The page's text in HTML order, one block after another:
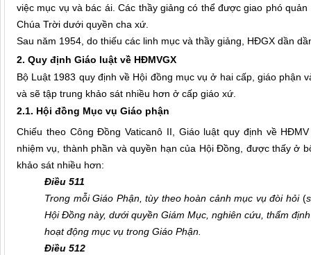
việc mục vụ và bác ái. Các thầy giảng có thể được giao phó
Chúa Trời dưới quyền cha xứ.
Sau năm 1954, do thiếu các linh mục và thầy giảng, HĐGX dần
2. Quy định Giáo luật về HĐMVGX
Bộ Luật 1983 quy định về Hội đồng mục vụ ở hai cấp, giáo
và sẽ tập trung khảo sát nhiều hơn ở cấp giáo xứ.
2.1. Hội đồng Mục vụ Giáo phận
Chiếu theo Công Đồng Vaticanô II, Giáo luật quy định về
nhiệm vụ, thành phần và quyền hạn của Hội Đồng, được thấy ở
khảo sát nhiều hơn:
Điều 511
Trong mỗi Giáo Phận, tùy theo hoàn cảnh mục vụ đòi hỏi(
Hội Đồng này, dưới quyền Giám Mục, nghiên cứu, thẩm
hoạt động mục vụ trong Giáo Phận.
Điều 512